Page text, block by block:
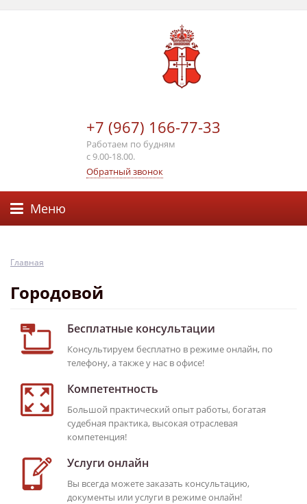
+7 (967) 166-77-33
Работаем по будням
с 9.00-18.00.
Обратный звонок
Меню
Главная
Городовой
Бесплатные консультации
Консультируем бесплатно в режиме онлайн, по
телефону, а также у нас в офисе!
Компетентность
Большой практический опыт работы, богатая
судебная практика, высокая отраслевая
компетенция!
Услуги онлайн
Вы всегда можете заказать консультацию,
документы или услуги в режиме онлайн!